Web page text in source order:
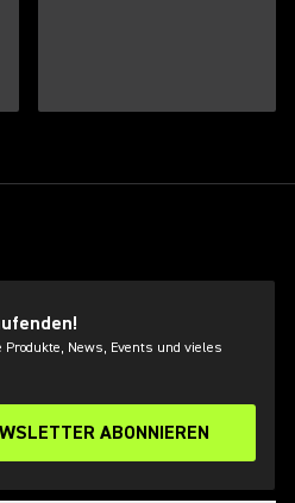
News, Events und vieles
ABONNIEREN